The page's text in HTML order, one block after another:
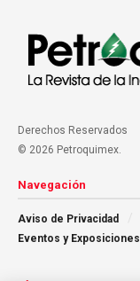
Derechos Reservados
© 2026 Petroquimex.
Navegación
Aviso de Privacidad
Eventos y Exposiciones